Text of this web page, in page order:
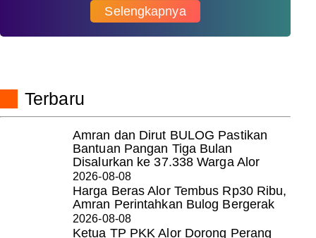
Selengkapnya
Terbaru
Amran dan Dirut BULOG Pastikan
Bantuan Pangan Tiga Bulan
Disalurkan ke 37.338 Warga Alor
2026-08-08
Harga Beras Alor Tembus Rp30 Ribu,
Amran Perintahkan Bulog Bergerak
2026-08-08
Ketua TP PKK Alor Dorong Perang